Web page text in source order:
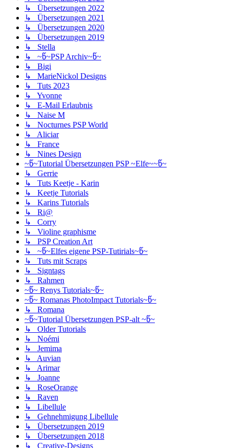
↳ Übersetzungen 2022
↳ Übersetzungen 2021
↳ Übersetzungen 2020
↳ Übersetzungen 2019
↳ Stella
↳ ~წ~PSP Archiv~წ~
↳ Bigi
↳ MarieNickol Designs
↳ Tuts 2023
↳ Yvonne
↳ E-Mail Erlaubnis
↳ Naise M
↳ Nocturnes PSP World
↳ Aliciar
↳ France
↳ Nines Design
~წ~Tutorial Übersetzungen PSP ~Elfe~~წ~
↳ Gerrie
↳ Tuts Keetje - Karin
↳ Keetje Tutorials
↳ Karins Tutorials
↳ Ri@
↳ Corry
↳ Violine graphisme
↳ PSP Creation Art
↳ ~წ~Elfes eigene PSP-Tutirials~წ~
↳ Tuts mit Scraps
↳ Signtags
↳ Rahmen
~წ~ Renys Tutorials~წ~
~წ~ Romanas PhotoImpact Tutorials~წ~
↳ Romana
~წ~Tutorial Übersetzungen PSP-alt ~წ~
↳ Older Tutorials
↳ Noémi
↳ Jemima
↳ Auvian
↳ Arimar
↳ Joanne
↳ RoseOrange
↳ Raven
↳ Libellule
↳ Gehnehmigung Libellule
↳ Übersetzungen 2019
↳ Übersetzungen 2018
↳ Creative-Designs